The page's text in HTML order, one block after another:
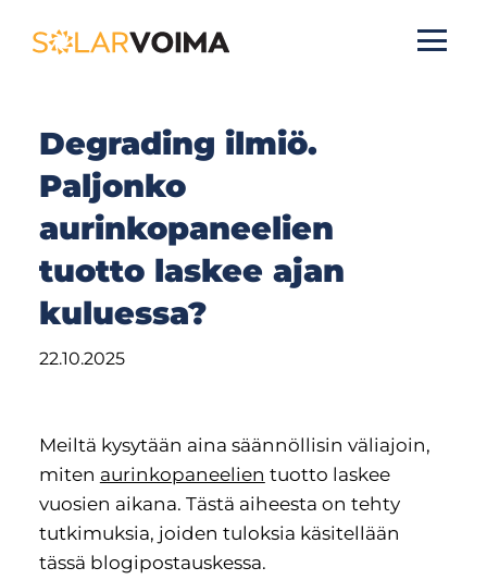
Degrading ilmiö.
Paljonko
aurinkopaneelien
tuotto laskee ajan
kuluessa?
Meiltä kysytään aina säännöllisin väliajoin,
miten aurinkopaneelien tuotto laskee
vuosien aikana. Tästä aiheesta on tehty
tutkimuksia, joiden tuloksia käsitellään
tässä blogipostauskessa.